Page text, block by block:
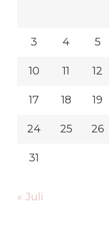
3 4 5
10 11 12
17 18 19
24 25 26
31
« Juli